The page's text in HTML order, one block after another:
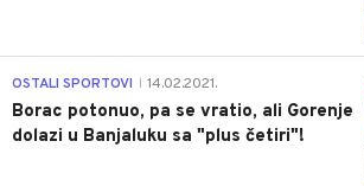
OSTALI SPORTOVI 14.02.2021.
Borac potonuo, pa se vratio, ali Gorenje
dolazi u Banjaluku sa "plus četiri"!